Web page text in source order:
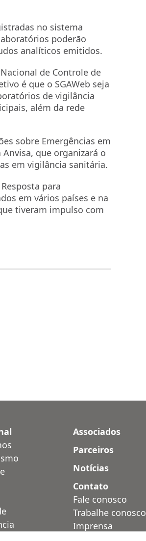
no sistema
poderão
analíticos emitidos.
de Controle de
é que o SGAWeb seja
de vigilância
além da rede
sobre Emergências em
que organizará o
em vigilância sanitária.
para
em vários países e na
tiveram impulso com
Associados
Parceiros
Notícias
Contato
Fale conosco
Trabalhe conosco
Imprensa